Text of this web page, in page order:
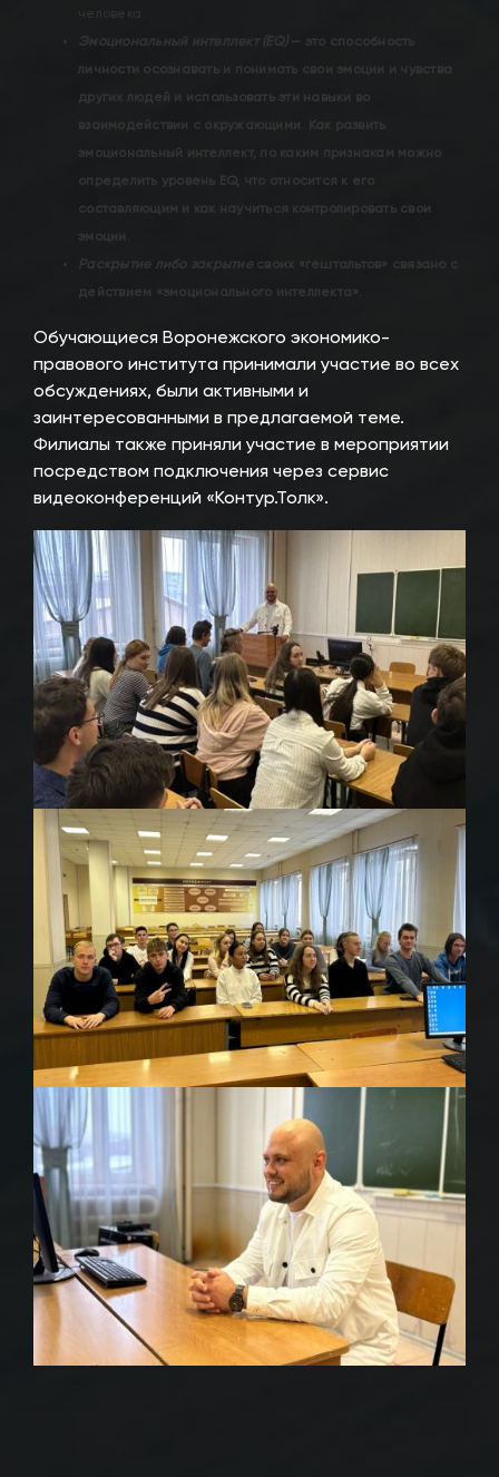
человека.
Эмоциональный интеллект (EQ) — это способность
личности осознавать и понимать свои эмоции и чувства
других людей и использовать эти навыки во
взаимодействии с окружающими. Как развить
эмоциональный интеллект, по каким признакам можно
определить уровень EQ, что относится к его
составляющим и как научиться контролировать свои
эмоции.
Раскрытие либо закрытиесвоих «гештальтов» связано с
действием «эмоционального интеллекта».
Обучающиеся Воронежского экономико-
правового института принимали участие во всех
обсуждениях, были активными и
заинтересованными в предлагаемой теме.
Филиалы также приняли участие в мероприятии
посредством подключения через сервис
видеоконференций «Контур.Толк».